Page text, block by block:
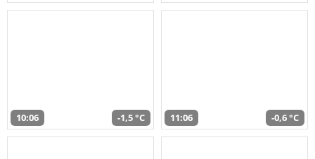
10:06 -1,5 °C 11:06 -0,6 °C